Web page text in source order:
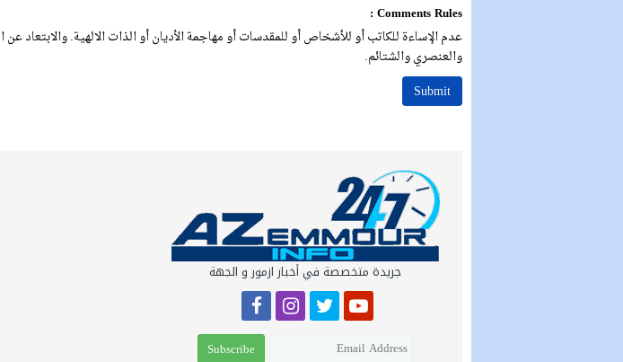
Comments Rules :
عدم الإساءة للكاتب أو للأشخاص أو للمقدسات أو مهاجمة الأديان أو الذات الالهية. والابتعاد
والعنصري والشتائم.
جريدة متخصصة في أخبار ازمور و الجهة
Subscribe